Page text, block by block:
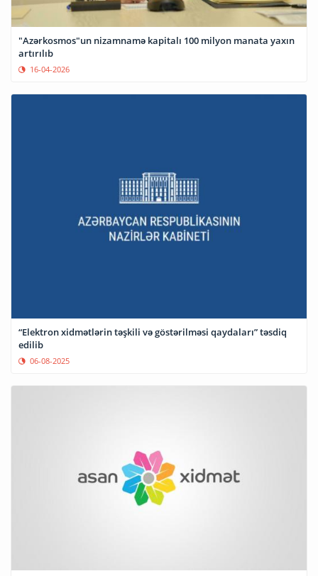
"Azərkosmos"un nizamnamə kapitalı 100 milyon manata yaxın
artırılıb
16-04-2026
“Elektron xidmətlərin təşkili və göstərilməsi qaydaları” təsdiq
edilib
06-08-2025